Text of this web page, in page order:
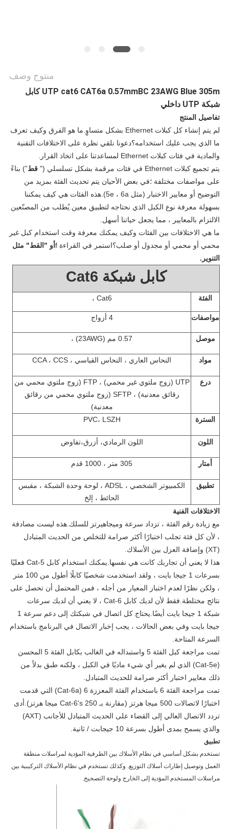
منتوج وصف
UTP cat6 CAT6a 0.57mmBC 23AWG Blue 305m كابل
شبكة UTP داخلي
تفاصيل المنتج
لم يتم إنشاء كل كبلات Ethernet بشكل متساوٍ.ما هو الفرق وكيف تعرف
ما الذي يجب عليك استخدامه؟دعونا نلقي نظرة على الاختلافات التقنية
والمادية في فئات كبلات Ethernet لمساعدتنا على اتخاذ القرار.
يتم تجميع كبلات Ethernet في فئات مرقمة بشكل تسلسلي ("
قط”) بناءً
على مواصفات مختلفة ؛في بعض الأحيان يتم تحديث الفئة بمزيد من
التوضيح أو معايير الاختبار (مثل 5e ، 6a).هذه الفئات هي كيف يمكننا
بسهولة معرفة نوع الكبل الذي نحتاجه لتطبيق معين.يُطلب من المصنّعين
الالتزام بالمعايير ، مما يجعل حياتنا أسهل.
ما هي الاختلافات بين الفئات وكيف يمكنك معرفة وقت استخدام كبل غير
محمي أو محمي أو مجدول أو صلب؟استمر في القراءة f أو "القط" مثل
التنوير.
كابل شبكة Cat6
الفئة Cat6 ،
مواصفات 4 أزواج
موصل 0.57 مم (23AWG) ،
مواد النحاس العاري ، النحاس القياسي ، CCA ، CCS
درع
UTP (زوج ملتوي غير محمي) ، FTP (زوج ملتوي محمي من
رقائق معدنية) ، SFTP (زوج ملتوي محمي من رقائق
معدنية)
السترة
PVC، LSZH
اللون اللون الرمادي، أزرق،تفاوض
أمتار 305 متر ، 1000 قدم
تطبيق
الكمبيوتر الشخصي ، ADSL ، لوحة وحدة الشبكة ، مقبس
الحائط ، إلخ
الاختلافات الفنية
مع زيادة رقم الفئة ، تزداد سرعة وميجاهيرتز للسلك.هذه ليست مصادفة
، لأن كل فئة تجلب اختبارًا أكثر صرامة للتخلص من الحديث المتبادل
(XT) وإضافة العزل بين الأسلاك.
هذا لا يعني أن تجاربك كانت هي نفسها.يمكنك استخدام كابل Cat-5 فعليًا
بسرعات 1 جيجا بايت ، ولقد استخدمت شخصيًا كابلًا أطول من 100 متر
، ولكن نظرًا لعدم اختبار المعيار من أجله ، فمن المحتمل أن تحصل على
نتائج مختلطة.فقط لأن لديك كابل Cat-6 ، لا يعني أن لديك سرعات
شبكة 1 جيجا بايت أيضًا.يحتاج كل اتصال في شبكتك إلى دعم سرعة 1
جيجا بايت وفي بعض الحالات ، يجب إخبار الاتصال في البرنامج باستخدام
السرعة المتاحة.
تمت مراجعة كبل الفئة 5 واستبداله في الغالب بكابل الفئة 5 المحسن
(Cat-5e) الذي لم يغير أي شيء ماديًا في الكبل ، ولكنه طبق بدلاً من
ذلك معايير اختبار أكثر صرامة للحديث المتبادل.
تمت مراجعة الفئة 6 باستخدام الفئة المعززة 6 (Cat-6a) التي قدمت
اختبارًا لاتصالات 500 ميجا هرتز (مقارنة بـ Cat-6's 250 ميجا هرتز).أدى
تردد الاتصال العالي إلى القضاء على الحديث المتبادل للأجانب (AXT)
والذي يسمح بمدى أطول بسرعة 10 جيجابت / ثانية.
تطبيق
تستخدم بشكل أساسي في نظام الأسلاك بين الطرفية المؤدية لمراسلات منطقة
العمل وتوصيل إطارات أسلاك التوزيع. وكذلك تستخدم في نظام الأسلاك التركيبية بين
مراسلات المستخدم المؤدية إلى الخارج ولوحة التصحيح.